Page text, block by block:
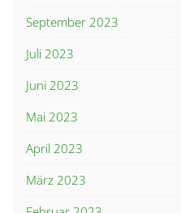
September 2023
Juli 2023
Juni 2023
Mai 2023
April 2023
März 2023